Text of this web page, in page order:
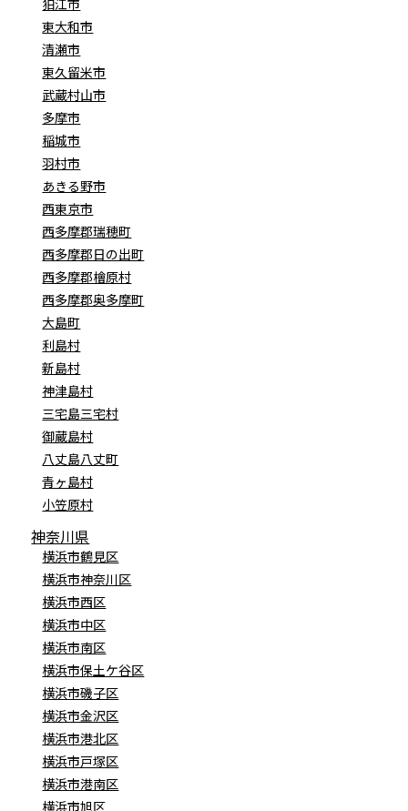
東大和市
清瀬市
東久留米市
武蔵村山市
多摩市
稲城市
羽村市
あきる野市
西東京市
西多摩郡瑞穂町
西多摩郡日の出町
西多摩郡檜原村
西多摩郡奥多摩町
大島町
利島村
新島村
神津島村
三宅島三宅村
御蔵島村
八丈島八丈町
青ヶ島村
小笠原村
神奈川県
横浜市鶴見区
横浜市神奈川区
横浜市西区
横浜市中区
横浜市南区
横浜市保土ケ谷区
横浜市磯子区
横浜市金沢区
横浜市港北区
横浜市戸塚区
横浜市港南区
横浜市旭区